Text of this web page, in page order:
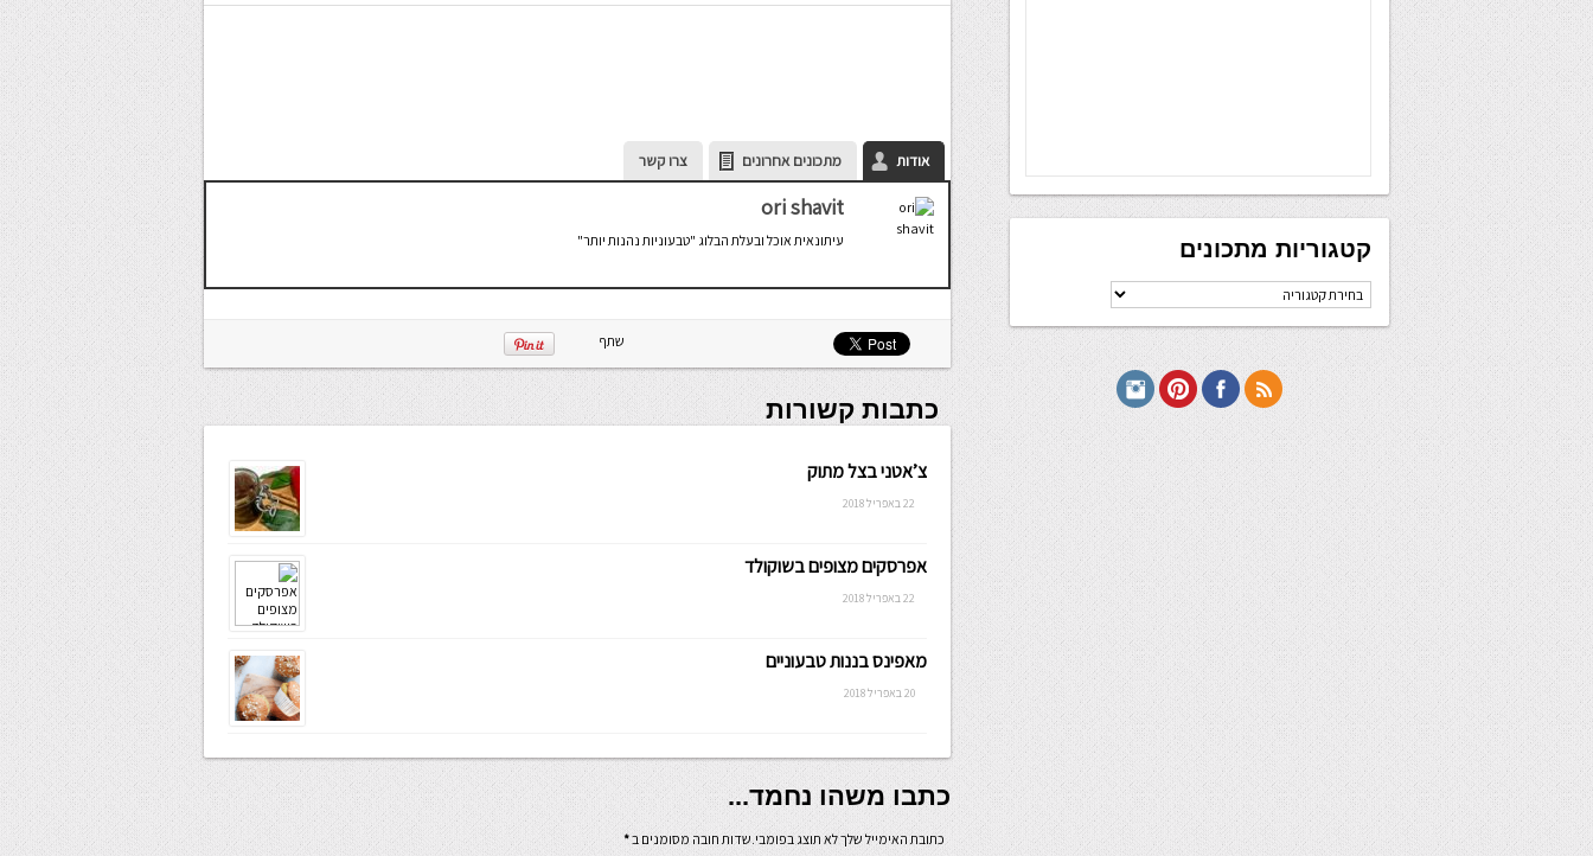
אודות מתכונים אחרונים צרו קשר
ori shavit
עיתונאית אוכל ובעלת הבלוג "טבעוניות נהנות יותר"
שתף
כתבות קשורות
צ’אטני בצל מתוק
22 באפריל 2018
אפרסקים מצופים בשוקולד
22 באפריל 2018
מאפינס בננות טבעוניים
20 באפריל 2018
כתבו משהו נחמד...
כתובת האימייל שלך לא תוצג בפומבי.שדות חובה מסומנים ב*
קטגוריות מתכונים
קטגוריות
מתכונים